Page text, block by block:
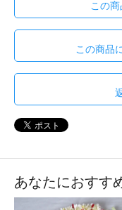
この
この商品
あなたにおすす